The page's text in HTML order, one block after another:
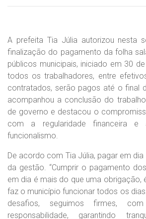
A prefeita Tia Júlia autorizou nesta
finalização do pagamento da folha
públicos municipais, iniciado em 30
todos os trabalhadores, entre
contratados, serão pagos até o final
acompanhou a conclusão do
de governo e destacou o
com a regularidade financeira e
funcionalismo.
De acordo com Tia Júlia, pagar em
da gestão. “Cumprir o pagamento
em dia é mais do que uma obrigação,
faz o município funcionar todos os
desafios, seguimos firmes,
responsabilidade, garantindo